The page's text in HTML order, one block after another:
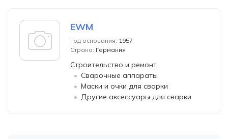
EWM
Год основания: 1957
Страна: Германия
Строительство и ремонт
Сварочные аппараты
Маски и очки для сварки
Другие аксессуары для сварки